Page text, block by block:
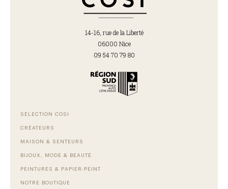
14-16, rue de la Liberté
06000 Nice
09 54 70 79 80
SÉLECTION COSI
CRÉATEURS
MAISON & SENTEURS
BIJOUX, MODE & BEAUTÉ
PEINTURES & PAPIER-PEINT
NOTRE BOUTIQUE